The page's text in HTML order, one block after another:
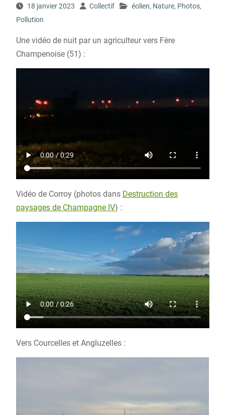
18 janvier 2023 Collectif éolien, Nature, Photos,
Pollution
Une vidéo de nuit par un agriculteur vers Fère
Champenoise (51) :
Vidéo de Corroy (photos dans Destruction des
paysages de Champagne IV) :
Vers Courcelles et Angluzelles :